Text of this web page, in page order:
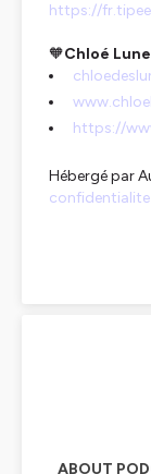
https://
🧡Chloé
https://
Hébergé par
confidentialite
ABOUT